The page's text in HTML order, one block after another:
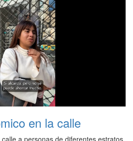
en la calle
a personas de diferentes estratos